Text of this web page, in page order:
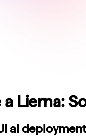
Lierna:
al